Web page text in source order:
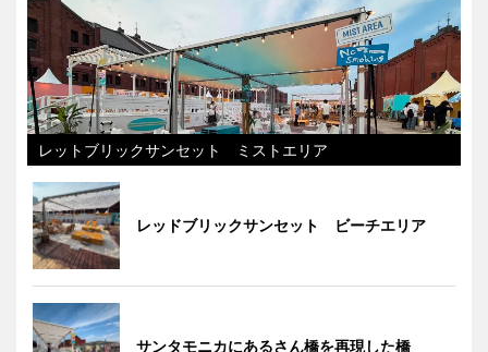
レットブリックサンセット ミストエリア
レッドブリックサンセット ビーチエリア
サンタモニカにあるさん橋を再現した橋